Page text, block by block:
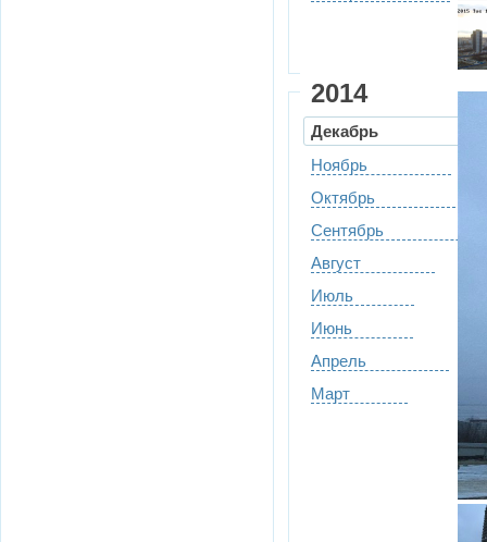
2014
Декабрь
Ноябрь
Октябрь
Сентябрь
Август
Июль
Июнь
Апрель
Март